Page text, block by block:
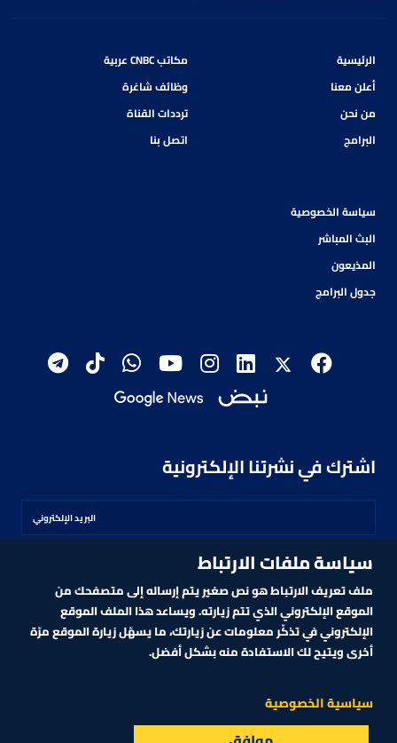
الرئيسية
أعلن معنا
من نحن
البرامج
مكاتب CNBC عربية
وظائف شاغرة
ترددات القناة
اتصل بنا
سياسة الخصوصية
البث المباشر
المذيعون
جدول البرامج
اشترك في نشرتنا الإلكترونية
اشترك
2026
CNBCARABIA.COM. ALL RIGHTS RESERVED
سياسة ملفات الارتباط
ملف تعريف الارتباط هو نص صغير يتم إرساله إلى متصفحك من
الموقع الإلكتروني الذي تتم زيارته. ويساعد هذا الملف الموقع
الإلكتروني في تذكّر معلومات عن زيارتك، ما يسهّل زيارة الموقع مرّة
أخرى ويتيح لك الاستفادة منه بشكل أفضل.
سياسية الخصوصية